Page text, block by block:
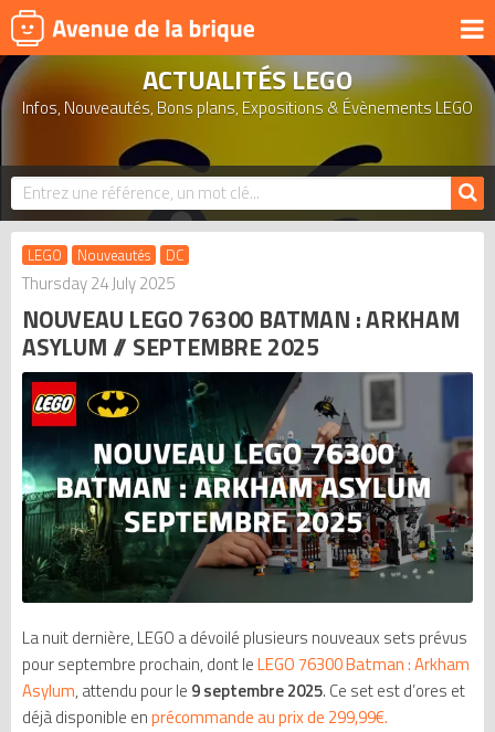
UNIVERS
PRODUITS DÉRIVÉS
NOUVEAUTÉS
LEGO 2026
BONS PLANS
ASSOCIATIONS DE FANS
EXPOSITIONS LEGO
LEGO LES PLUS CHERS
DERNIERS LEGO AJOUTÉS
ACTUALITÉS LEGO
Infos, Nouveautés, Bons plans, Expositions & Évènements LEGO
LEGO Nouveautés DC
Thursday 24 July 2025
NOUVEAU LEGO 76300 BATMAN : ARKHAM
ASYLUM // SEPTEMBRE 2025
La nuit dernière, LEGO a dévoilé plusieurs nouveaux sets prévus
pour septembre prochain, dont leLEGO 76300 Batman : Arkham
Asylum, attendu pour le 9 septembre 2025. Ce set est d’ores et
déjà disponible enprécommande au prix de 299,99€.